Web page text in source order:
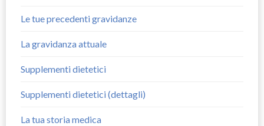
Le tue precedenti gravidanze
La gravidanza attuale
Supplementi dietetici
Supplementi dietetici (dettagli)
La tua storia medica